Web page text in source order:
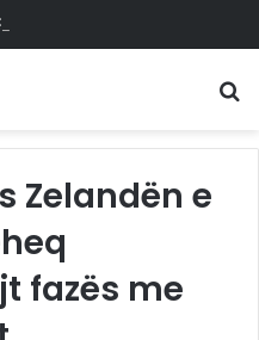
e Mekës…
Zelandën e
fazës me